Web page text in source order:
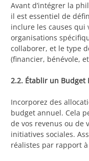
Avant d’intégrer la
il est essentiel de
inclure les causes
organisations
collaborer, et le type
(financier, bénévole,
2.2. Établir un
Incorporez des
budget annuel. Cela
de vos revenus ou de
initiatives sociales.
réalistes par rapport